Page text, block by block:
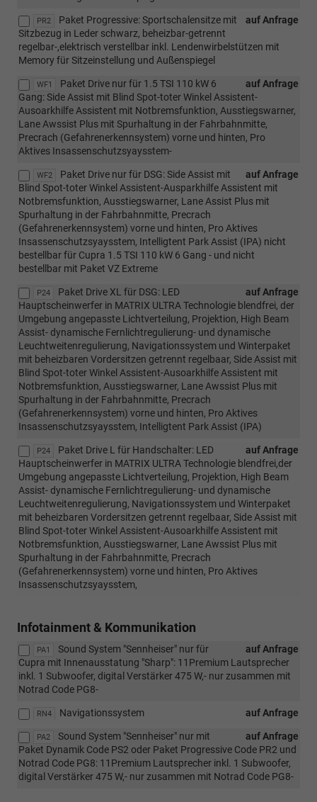
PR2 auf Anfrage
Paket Progressive: Sportschalensitze mit
Sitzbezug in Leder schwarz, beheizbar-getrennt
regelbar-,elektrisch verstellbar inkl. Lendenwirbelstützen mit
Memory für Sitzeinstellung und Außenspiegel
WF1 auf Anfrage
Paket Drive nur für 1.5 TSI 110 kW 6
Gang: Side Assist mit Blind Spot-toter Winkel Assistent-
Ausoarkhilfe Assistent mit Notbremsfunktion, Ausstiegswarner,
Lane Awssist Plus mit Spurhaltung in der Fahrbahnmitte,
Precrach (Gefahrenerkennsystem) vorne und hinten, Pro
Aktives Insassenschutzsyaysstem-
WF2 auf Anfrage
Paket Drive nur für DSG: Side Assist mit
Blind Spot-toter Winkel Assistent-Ausparkhilfe Assistent mit
Notbremsfunktion, Ausstiegswarner, Lane Assist Plus mit
Spurhaltung in der Fahrbahnmitte, Precrach
(Gefahrenerkennsystem) vorne und hinten, Pro Aktives
Insassenschutzsyaysstem, Intelligtent Park Assist (IPA) nicht
bestellbar für Cupra 1.5 TSI 110 kW 6 Gang - und nicht
bestellbar mit Paket VZ Extreme
P24 auf Anfrage
Paket Drive XL für DSG: LED
Hauptscheinwerfer in MATRIX ULTRA Technologie blendfrei, der
Umgebung angepasste Lichtverteilung, Projektion, High Beam
Assist- dynamische Fernlichtregulierung- und dynamische
Leuchtweitenregulierung, Navigationssystem und Winterpaket
mit beheizbaren Vordersitzen getrennt regelbaar, Side Assist mit
Blind Spot-toter Winkel Assistent-Ausoarkhilfe Assistent mit
Notbremsfunktion, Ausstiegswarner, Lane Awssist Plus mit
Spurhaltung in der Fahrbahnmitte, Precrach
(Gefahrenerkennsystem) vorne und hinten, Pro Aktives
Insassenschutzsyaysstem, Intelligtent Park Assist (IPA)
P24 auf Anfrage
Paket Drive L für Handschalter: LED
Hauptscheinwerfer in MATRIX ULTRA Technologie blendfrei,der
Umgebung angepasste Lichtverteilung, Projektion, High Beam
Assist- dynamische Fernlichtregulierung- und dynamische
Leuchtweitenregulierung, Navigationssystem und Winterpaket
mit beheizbaren Vordersitzen getrennt regelbaar, Side Assist mit
Blind Spot-toter Winkel Assistent-Ausoarkhilfe Assistent mit
Notbremsfunktion, Ausstiegswarner, Lane Awssist Plus mit
Spurhaltung in der Fahrbahnmitte, Precrach
(Gefahrenerkennsystem) vorne und hinten, Pro Aktives
Insassenschutzsyaysstem,
Infotainment & Kommunikation
PA1 auf Anfrage
Sound System "Sennheiser" nur für
Cupra mit Innenausstatung "Sharp": 11Premium Lautsprecher
inkl. 1 Subwoofer, digital Verstärker 475 W,- nur zusammen mit
Notrad Code PG8-
RN4 auf Anfrage
Navigationssystem
PA2 auf Anfrage
Sound System "Sennheiser" nur mit
Paket Dynamik Code PS2 oder Paket Progressive Code PR2 und
Notrad Code PG8: 11Premium Lautsprecher inkl. 1 Subwoofer,
digital Verstärker 475 W,- nur zusammen mit Notrad Code PG8-